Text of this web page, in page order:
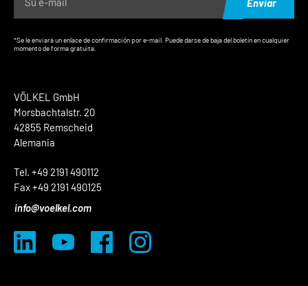
VÖLKEL GmbH
Morsbachtalstr. 20
42855 Remscheid
Alemania
Tel. +49 2191 490112
Fax +49 2191 490125
info@voelkel.com
*Se le enviará un enlace de confirmación por e-mail. Puede darse de baja del boletín en cualquier
momento de forma gratuita.